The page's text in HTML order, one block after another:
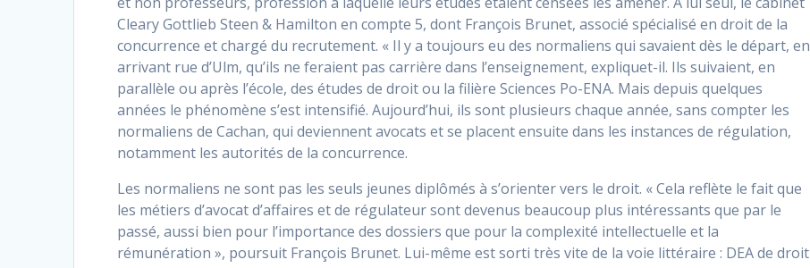
Cleary Gottlieb Steen & Hamilton en compte 5, dont François Brunet, associé spécialisé endroit de la
concurrence et chargé du recrutement. « Il y a toujours eu des normaliens qui savaient dès le départ, en
arrivant rue d’Ulm, qu’ils ne feraient pas carrière dans l’enseignement, expliquet-il. Ils suivaient, en
parallèle ou après l’école, des études de droit ou la filière Sciences Po-ENA. Mais depuis quelques
années le phénomène s’est intensifié. Aujourd’hui, ils sont plusieurs chaque année, sans compter les
normaliens deCachan, qui deviennent avocats et se placent ensuite dans les instances de régulation,
notamment les autorités de la concurrence.
Les normaliens ne sont pas les seuls jeunes diplômés à s’orienter vers le droit. « Cela reflète le fait que
les métiers d’avocat d’affaires et de régulateur sont devenus beaucoup plus intéressants que par le
passé, aussi bien pour l’importance des dossiers que pour la complexité intellectuelle et la
rémunération », poursuit François Brunet. Lui-même est sorti très vite de la voie littéraire : DEA de droit